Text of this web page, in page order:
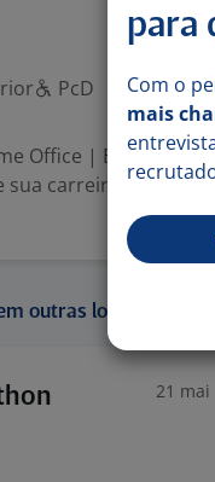
PcD
Office | Brasil Faça
sua carreira! A
outras localidades:
21 mai
para
Com o
mais